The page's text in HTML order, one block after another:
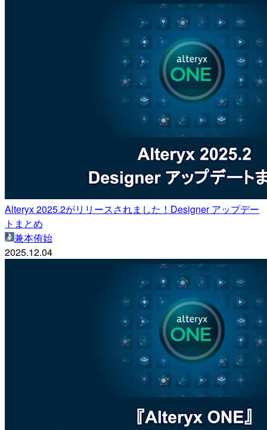
Alteryx 2025.2がリリースされました！Designer アップデー
トまとめ
兼本侑始
2025.12.04